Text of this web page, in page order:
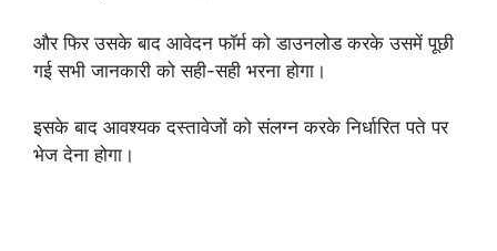
और फिर उसके बाद आवेदन फॉर्म को डाउनलोड करके उसमें पूछी
गई सभी जानकारी को सही-सही भरना होगा।
इसके बाद आवश्यक दस्तावेजों को संलग्न करके निर्धारित पते पर
भेज देना होगा।